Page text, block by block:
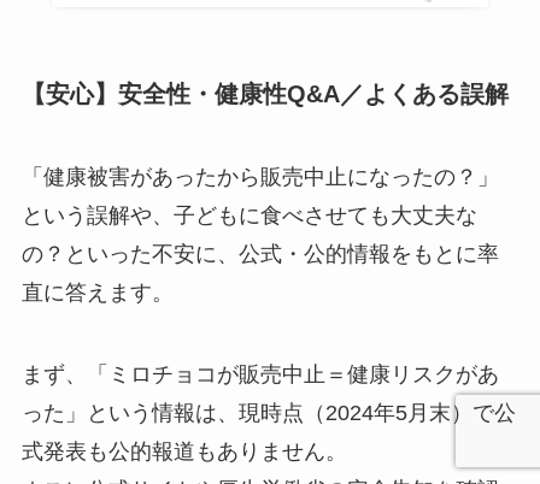
【安心】安全性・健康性Q&A／よくある誤解
「健康被害があったから販売中止になったの？」
という誤解や、子どもに食べさせても大丈夫な
の？といった不安に、公式・公的情報をもとに率
直に答えます。
まず、「ミロチョコが販売中止＝健康リスクがあ
った」という情報は、現時点（2024年5月末）で公
式発表も公的報道もありません。